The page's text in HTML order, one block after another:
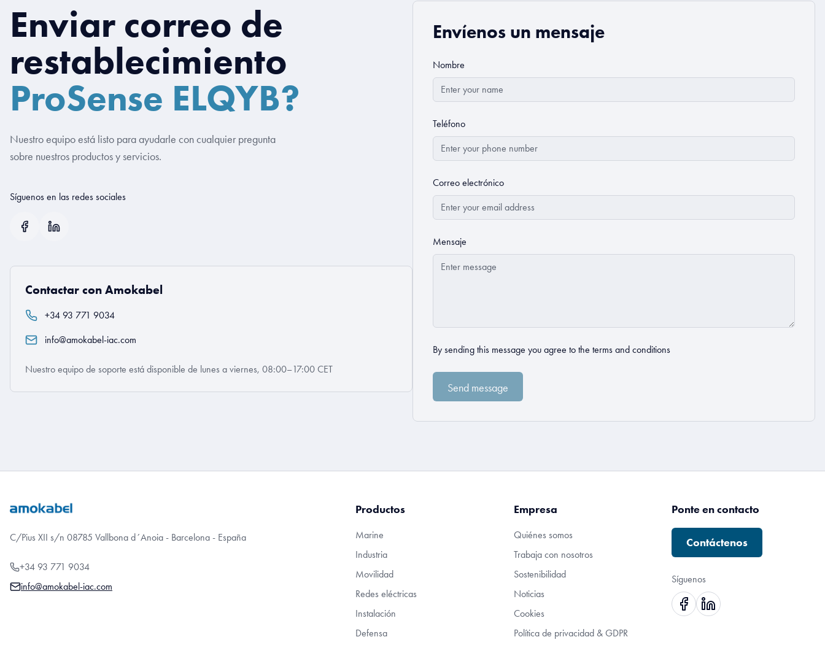
Enviar correo de
restablecimiento
ProSense ELQYB?
Nuestro equipo está listo para ayudarle con cualquier pregunta
sobre nuestros productos y servicios.
Síguenos en las redes sociales
Contactar con Amokabel
+34 93 771 9034
info@amokabel-iac.com
Nuestro equipo de soporte está disponible de lunes a viernes, 08:00–17:00 CET
Envíenos un mensaje
Nombre
Teléfono
Correo electrónico
Mensaje
By sending this message you agree to the terms and conditions
C/Pius XII s/n 08785 Vallbona d´Anoia - Barcelona - España
+34 93 771 9034
info@amokabel-iac.com
Productos
Marine
Industria
Movilidad
Redes eléctricas
Instalación
Defensa
Empresa
Quiénes somos
Trabaja con nosotros
Sostenibilidad
Noticias
Cookies
Política de privacidad & GDPR
Ponte en contacto
Contáctenos
Síguenos